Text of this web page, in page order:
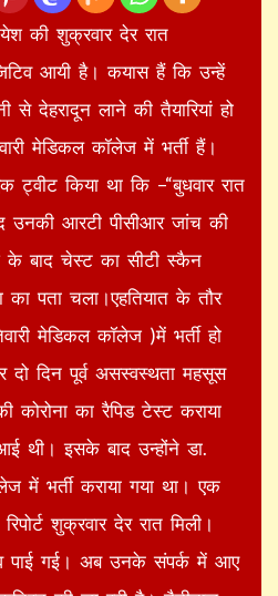
की शुक्रवार देर रात
आयी है। कयास हैं कि उन्हें
से देहरादून लाने की तैयारियां हो
मेडिकल कॉलेज में भर्ती हैं।
ट्वीट किया था कि –“बुधवार रात
उनकी आरटी पीसीआर जांच की
के बाद चेस्ट का सीटी स्कैन
का पता चला।एहतियात के तौर
मेडिकल कॉलेज )में भर्ती हो
दो दिन पूर्व असस्वस्थता महसूस
कोरोना का रैपिड टेस्ट कराया
थी। इसके बाद उन्होंने डा.
में भर्ती कराया गया था। एक
शुक्रवार देर रात मिली।
पाई गई। अब उनके संपर्क में आए